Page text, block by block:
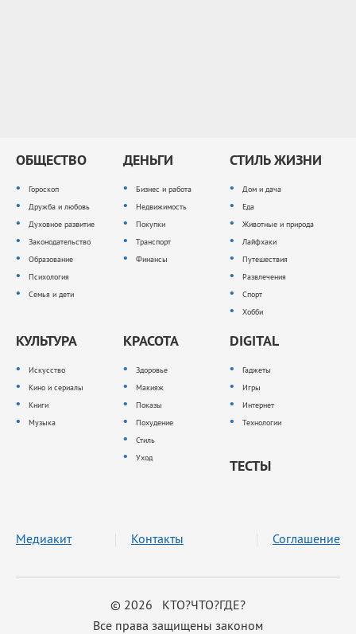
ОБЩЕСТВО
Гороскоп
Дружба и любовь
Духовное развитие
Законодательство
Образование
Психология
Семья и дети
ДЕНЬГИ
Бизнес и работа
Недвижимость
Покупки
Транспорт
Финансы
СТИЛЬ ЖИЗНИ
Дом и дача
Еда
Животные и природа
Лайфхаки
Путешествия
Развлечения
Спорт
Хобби
КУЛЬТУРА
Искусство
Кино и сериалы
Книги
Музыка
КРАСОТА
Здоровье
Макияж
Показы
Похудение
Стиль
Уход
DIGITAL
Гаджеты
Игры
Интернет
Технологии
ТЕСТЫ
© 2026 КТО?ЧТО?ГДЕ?
Все права защищены законом
Медиакит Контакты Соглашение